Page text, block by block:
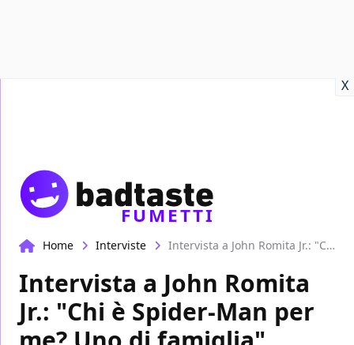
X
FUMETTI
Home Interviste Intervista a John Romita Jr.: "Chi è Spider-Man per me? Uno di famiglia"
Intervista a John Romita
Jr.: "Chi è Spider-Man per